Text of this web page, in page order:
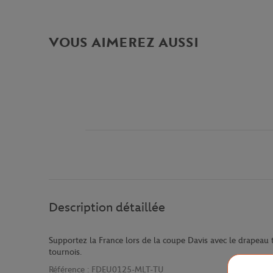
VOUS AIMEREZ AUSSI
Description détaillée
Supportez la France lors de la coupe Davis avec le
tournois.
Référence : FDEU0125-MLT-TU